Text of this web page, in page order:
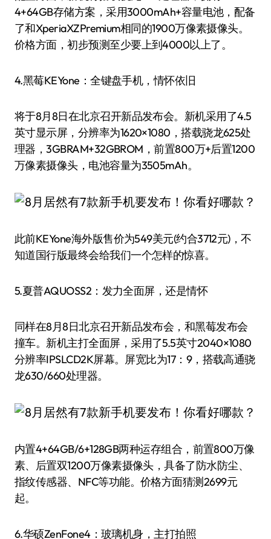
4+64GB存储方案，采用3000mAh+容量电池，配备
了和XperiaXZPremium相同的1900万像素摄像头。
价格方面，初步预测至少要上到4000以上了。
4.黑莓KEYone：全键盘手机，情怀依旧
将于8月8日在北京召开新品发布会。新机采用了4.5
英寸显示屏，分辨率为1620×1080，搭载骁龙625处
理器，3GBRAM+32GBROM，前置800万+后置1200
万像素摄像头，电池容量为3505mAh。
此前KEYone海外版售价为549美元(约合3712元)，不
知道国行版最终会给我们一个怎样的惊喜。
5.夏普AQUOSS2：发力全面屏，还是情怀
同样在8月8日北京召开新品发布会，和黑莓发布会
撞车。新机主打全面屏，采用了5.5英寸2040×1080
分辨率IPSLCD2K屏幕。屏宽比为17：9，搭载高通骁
龙630/660处理器。
内置4+64GB/6+128GB两种运存组合，前置800万像
素、后置双1200万像素摄像头，具备了防水防尘、
指纹传感器、NFC等功能。价格方面猜测2699元
起。
6.华硕ZenFone4：玻璃机身，主打拍照